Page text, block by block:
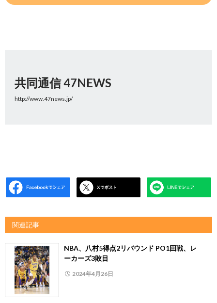
共同通信 47NEWS
http://www.47news.jp/
関連記事
NBA、八村5得点2リバウンド PO1回戦、レ
ーカーズ3敗目
2024年4月26日